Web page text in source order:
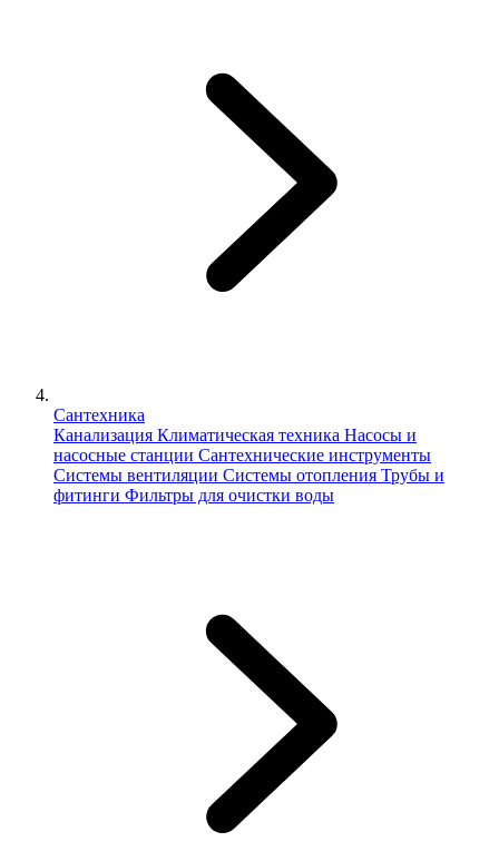
Сантехника
Канализация Климатическая техника Насосы и
насосные станции Сантехнические инструменты
Системы вентиляции Системы отопления Трубы и
фитинги Фильтры для очистки воды